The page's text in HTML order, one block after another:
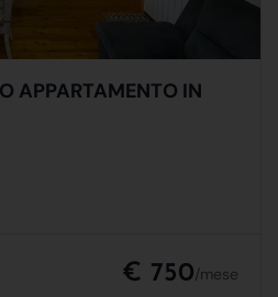
APPARTAMENTO IN
€ 750/mese